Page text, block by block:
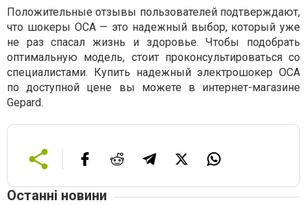
Положительные отзывы пользователей подтверждают,
что шокеры ОСА — это надежный выбор, который уже
не раз спасал жизнь и здоровье. Чтобы подобрать
оптимальную модель, стоит проконсультироваться со
специалистами. Купить надежный электрошокер ОСА
по доступной цене вы можете в интернет-магазине
Gepard.
Останні новини